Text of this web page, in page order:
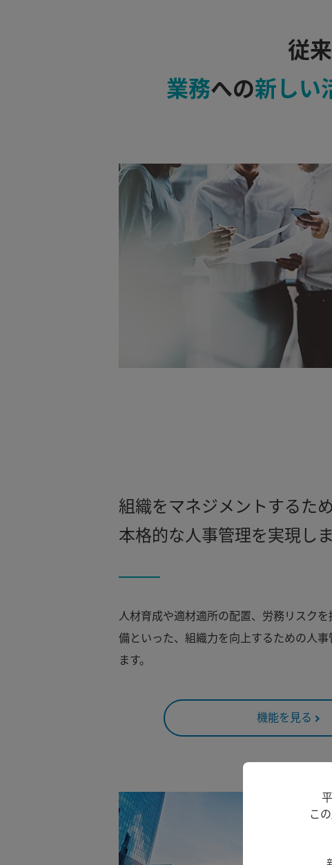
従
業務への新しい
組織をマネジメントするた
本格的な人事管理を実現しま
人材育成や適材適所の配置、労務リスク
備といった、組織力を向上するための人事
ます。
機能を見る
こ